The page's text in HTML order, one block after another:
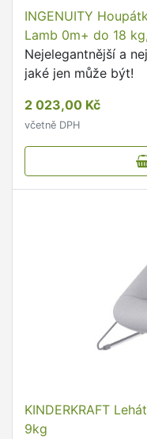
INGENUITY
Lamb 0m+ do 18
Nejelegantnější a
jaké jen může být!
2 023,00 Kč
včetně DPH
KINDERKRAFT
9kg